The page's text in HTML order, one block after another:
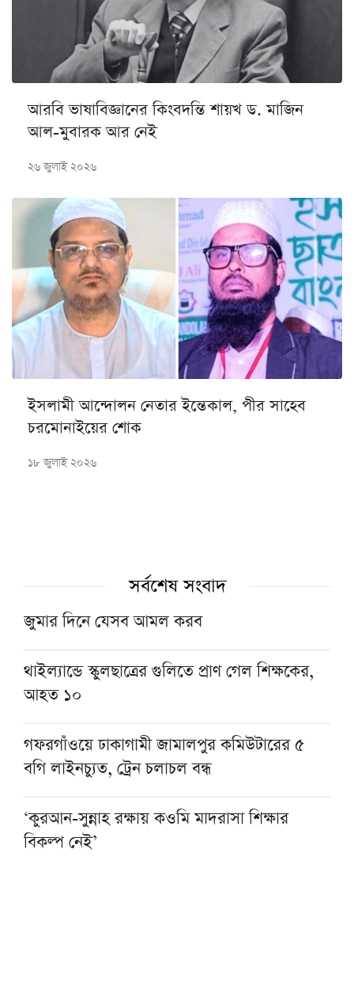
আরবি ভাষাবিজ্ঞানের কিংবদন্তি শায়খ ড. মাজিন
আল-মুবারক আর নেই
২৬ জুলাই ২০২৬
ইসলামী আন্দোলন নেতার ইন্তেকাল, পীর সাহেব
চরমোনাইয়ের শোক
১৮ জুলাই ২০২৬
সর্বশেষ সংবাদ
জুমার দিনে যেসব আমল করব
থাইল্যান্ডে স্কুলছাত্রের গুলিতে প্রাণ গেল শিক্ষকের,
আহত ১০
গফরগাঁওয়ে ঢাকাগামী জামালপুর কমিউটারের ৫
বগি লাইনচ্যুত, ট্রেন চলাচল বন্ধ
‘কুরআন-সুন্নাহ রক্ষায় কওমি মাদরাসা শিক্ষার
বিকল্প নেই’